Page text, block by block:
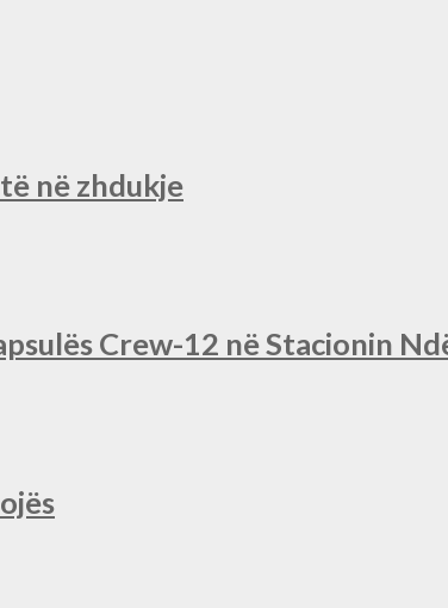
në zhdukje
Crew-12 në Stacionin